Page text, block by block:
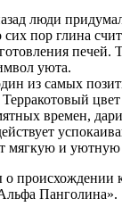
люди
пор глина
печей.
уюта.
из самых
времен,
мягкую и уютную
происхождении
Панголина».